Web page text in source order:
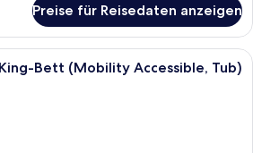
Preise für Reisedaten anzeigen
Ein modernes Hotelzimmer mit
Bett (Mobility Accessible, Tub)